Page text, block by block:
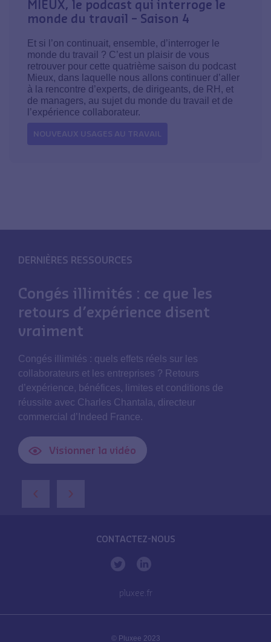
MIEUX, le podcast qui interroge le
monde du travail – Saison 4
Et si l’on continuait, ensemble, d’interroger le
monde du travail ? C’est un plaisir de vous
retrouver pour cette quatrième saison du podcast
Mieux, dans laquelle nous allons continuer d’aller
à la rencontre d’experts, de dirigeants, de RH, et
de managers, au sujet du monde du travail et de
l’expérience collaborateur.
NOUVEAUX USAGES AU TRAVAIL
DERNIÈRES RESSOURCES
Congés illimités : ce que les
retours d’expérience disent
vraiment
Congés illimités : quels effets réels sur les
collaborateurs et les entreprises ? Retours
d’expérience, bénéfices, limites et conditions de
réussite avec Charles Chantala, directeur
commercial d’Indeed France.
Visionner la vidéo
‹ ›
CONTACTEZ-NOUS
pluxee.fr
© Pluxee 2023